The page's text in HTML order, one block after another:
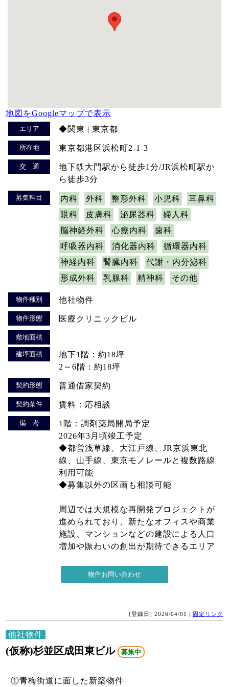
地図をGoogleマップで表示
エリア ◆関東 | 東京都
所在地 東京都港区浜松町2-1-3
交 通
地下鉄大門駅から徒歩1分/JR浜松町駅か
ら徒歩3分
募集科目 内科 外科 整形外科 小児科
耳鼻科
眼科
皮膚科 泌尿器科
婦人科
脳神経外科
心療内科
歯科
呼吸器内科
消化器内科
循環器内科
神経内科
腎臓内科
代謝・内分泌科
形成外科
乳腺科 精神科 その他
物件種別 他社物件
物件形態 医療クリニックビル
敷地面積
建坪面積
地下1階：約18坪
2～6階：約18坪
契約形態 普通借家契約
契約条件 賃料：応相談
備 考
1階：調剤薬局開局予定
2026年3月頃竣工予定
◆都営浅草線、大江戸線、JR京浜東北
線、山手線、東京モノレールと複数路線
利用可能
◆募集以外の区画も相談可能
周辺では大規模な再開発プロジェクトが
進められており、新たなオフィスや商業
施設、マンションなどの建設による人口
増加や賑わいの創出が期待できるエリア
[登録日] 2026/04/01 | 固定リンク
他社物件
(仮称)杉並区成田東ビル 募集中
①青梅街道に面した新築物件